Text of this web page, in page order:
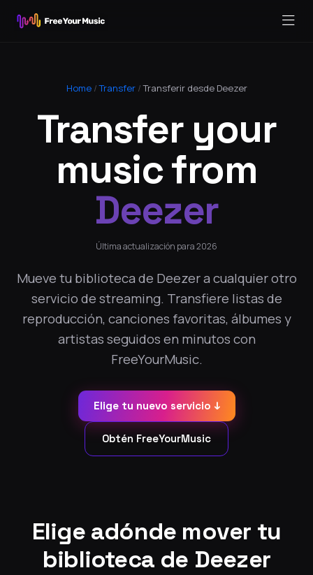
Home /Transfer /Transferir desde Deezer
Transfer your
music from
Deezer
Última actualización para 2026
Mueve tu biblioteca de Deezer a cualquier otro
servicio de streaming. Transfiere listas de
reproducción, canciones favoritas, álbumes y
artistas seguidos en minutos con
FreeYourMusic.
Elige tu nuevo servicio ↓
Obtén FreeYourMusic
Elige adónde mover tu
biblioteca de Deezer